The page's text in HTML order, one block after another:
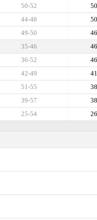
50
50-52
50
44-48
46
49-50
46
35-46
46
36-52
41
42-49
38
51-55
38
39-57
26
25-54